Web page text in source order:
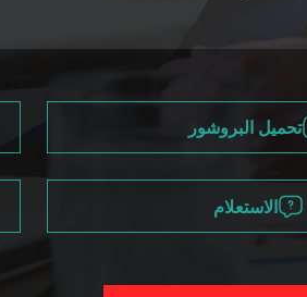
تحميل البروشور
الاستعلام